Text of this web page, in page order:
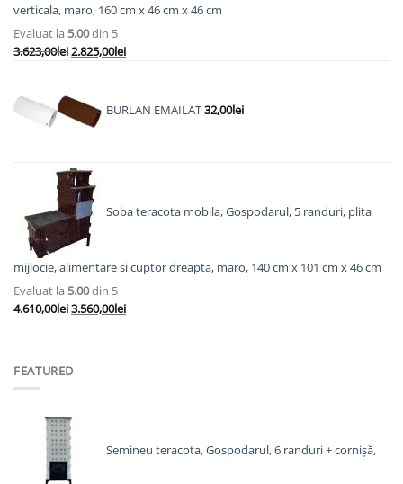
verticala, maro, 160 cm x 46 cm x 46 cm
Evaluat la 5.00din 5
3.623,00leiPrețul
fost:
3.623,00lei.
2.825,00leiPrețul
2.825,00lei.
BURLAN EMAILAT32,00lei
Soba teracota mobila, Gospodarul, 5 randuri, plita
mijlocie, alimentare si cuptor dreapta, maro, 140 cm x 101 cm x 46 cm
Evaluat la 5.00din 5
4.610,00leiPrețul
4.610,00lei.
3.560,00leiPrețul
FEATURED
Semineu teracota, Gospodarul, 6 randuri + cornișă,